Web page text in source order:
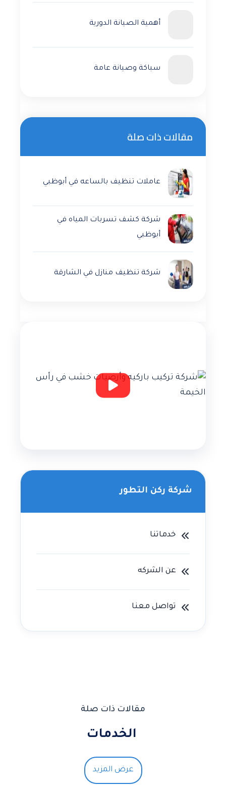
أهمية الصيانة الدورية
سباكة وصيانة عامة
مقالات ذات صلة
عاملات تنظيف بالساعه في أبوظبي
شركة كشف تسربات المياه في
أبوظبي
شركة تنظيف منازل في الشارقة
شركة ركن التطور
خدماتنا
عن الشركه
تواصل معنا
مقالات ذات صلة
الخدمات
عرض المزيد